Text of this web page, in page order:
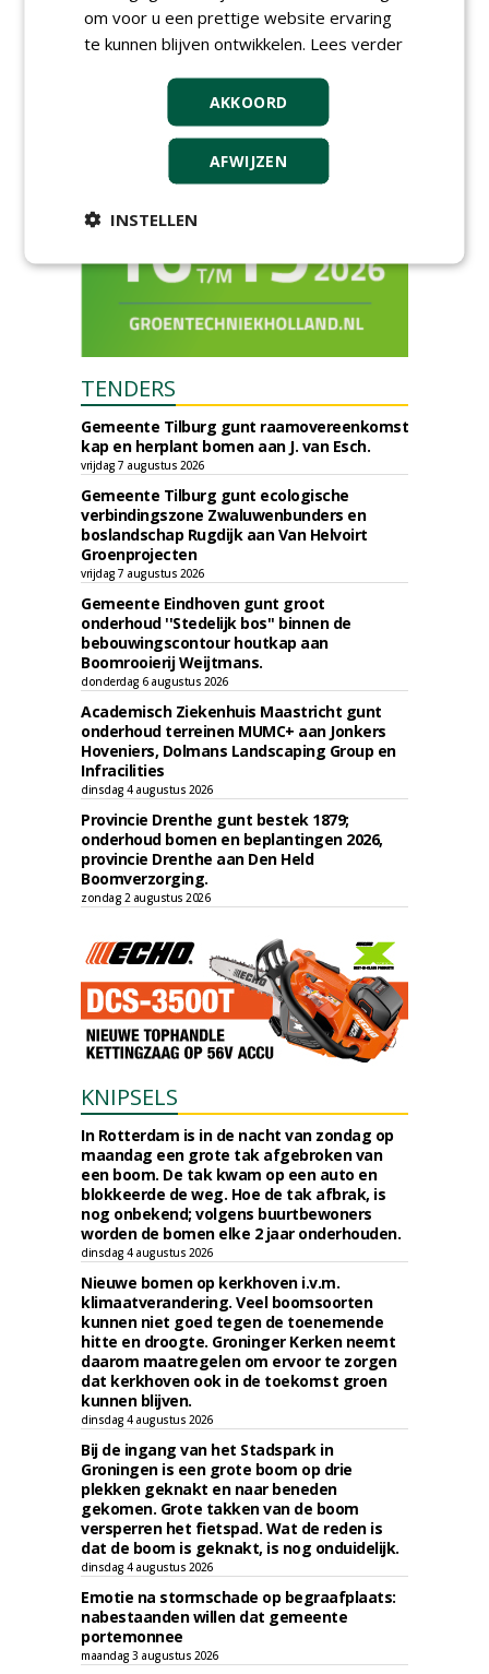
toekomst begint in de
openbare ruimte
TENDERS
Gemeente Tilburg gunt raamovereenkomst
kap en herplant bomen aan J. van Esch.
vrijdag 7 augustus 2026
Gemeente Tilburg gunt ecologische
verbindingszone Zwaluwenbunders en
boslandschap Rugdijk aan Van Helvoirt
Groenprojecten
vrijdag 7 augustus 2026
Gemeente Eindhoven gunt groot
onderhoud ''Stedelijk bos'' binnen de
bebouwingscontour houtkap aan
Boomrooierij Weijtmans.
donderdag 6 augustus 2026
Academisch Ziekenhuis Maastricht gunt
onderhoud terreinen MUMC+ aan Jonkers
Hoveniers, Dolmans Landscaping Group en
Infracilities
dinsdag 4 augustus 2026
Provincie Drenthe gunt bestek 1879;
onderhoud bomen en beplantingen 2026,
provincie Drenthe aan Den Held
Boomverzorging.
zondag 2 augustus 2026
KNIPSELS
In Rotterdam is in de nacht van zondag op
maandag een grote tak afgebroken van
een boom. De tak kwam op een auto en
blokkeerde de weg. Hoe de tak afbrak, is
nog onbekend; volgens buurtbewoners
worden de bomen elke 2 jaar onderhouden.
dinsdag 4 augustus 2026
Nieuwe bomen op kerkhoven i.v.m.
klimaatverandering. Veel boomsoorten
kunnen niet goed tegen de toenemende
hitte en droogte. Groninger Kerken neemt
daarom maatregelen om ervoor te zorgen
dat kerkhoven ook in de toekomst groen
kunnen blijven.
dinsdag 4 augustus 2026
Bij de ingang van het Stadspark in
Groningen is een grote boom op drie
plekken geknakt en naar beneden
gekomen. Grote takken van de boom
versperren het fietspad. Wat de reden is
dat de boom is geknakt, is nog onduidelijk.
dinsdag 4 augustus 2026
Emotie na stormschade op begraafplaats:
nabestaanden willen dat gemeente
portemonnee
maandag 3 augustus 2026
om voor u een prettige website ervaring
te kunnen blijven ontwikkelen. Lees verder
AKKOORD
AFWIJZEN
INSTELLEN